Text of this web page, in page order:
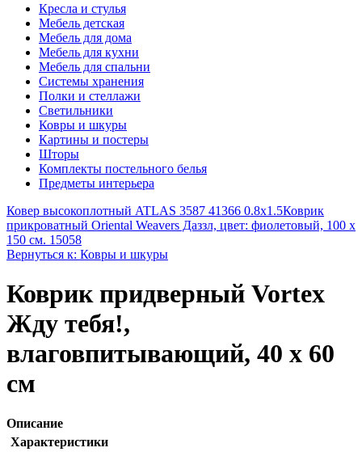
Кресла и стулья
Мебель детская
Мебель для дома
Мебель для кухни
Мебель для спальни
Системы хранения
Полки и стеллажи
Светильники
Ковры и шкуры
Картины и постеры
Шторы
Комплекты постельного белья
Предметы интерьера
Ковер высокоплотный ATLAS 3587 41366 0.8x1.5Коврик
прикроватный Oriental Weavers Дaззл, цвет: фиолетовый, 100 х
150 см. 15058
Вернуться к: Ковры и шкуры
Коврик придверный Vortex
Жду тебя!,
влаговпитывающий, 40 х 60
см
Описание
Характеристики